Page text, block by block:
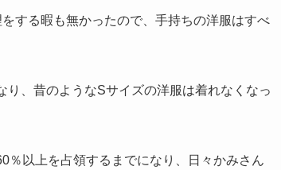
する暇も無かったので、手持ちの洋服はすべ
、昔のようなSサイズの洋服は着れなくなっ
％以上を占領するまでになり、日々かみさん